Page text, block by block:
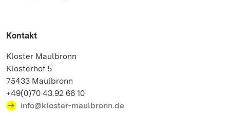
Kontakt
Kloster Maulbronn
Klosterhof 5
75433 Maulbronn
+49(0)70 43.92 66 10
info@kloster-maulbronn.de